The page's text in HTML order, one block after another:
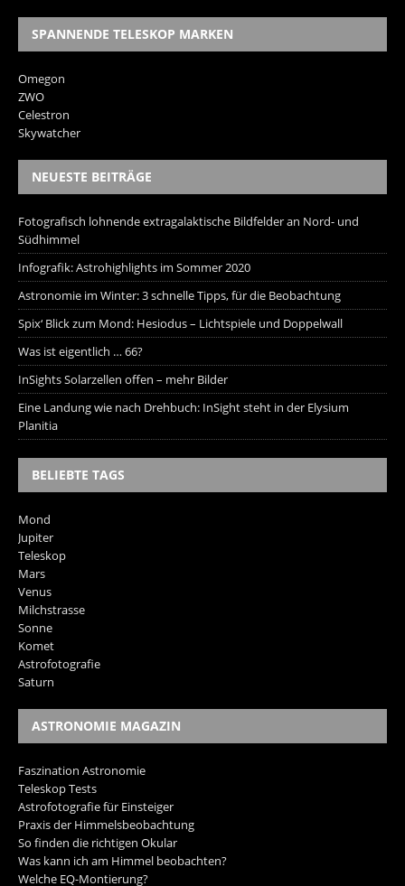
SPANNENDE TELESKOP MARKEN
Omegon
ZWO
Celestron
Skywatcher
NEUESTE BEITRÄGE
Fotografisch lohnende extragalaktische Bildfelder an Nord- und
Südhimmel
Infografik: Astrohighlights im Sommer 2020
Astronomie im Winter: 3 schnelle Tipps, für die Beobachtung
Spix‘ Blick zum Mond: Hesiodus – Lichtspiele und Doppelwall
Was ist eigentlich … 66?
InSights Solarzellen offen – mehr Bilder
Eine Landung wie nach Drehbuch: InSight steht in der Elysium
Planitia
BELIEBTE TAGS
Mond
Jupiter
Teleskop
Mars
Venus
Milchstrasse
Sonne
Komet
Astrofotografie
Saturn
ASTRONOMIE MAGAZIN
Faszination Astronomie
Teleskop Tests
Astrofotografie für Einsteiger
Praxis der Himmelsbeobachtung
So finden die richtigen Okular
Was kann ich am Himmel beobachten?
Welche EQ-Montierung?